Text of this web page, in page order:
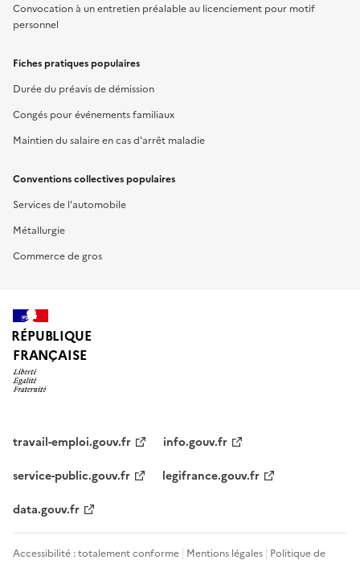
Convocation à un entretien préalable au licenciement pour motif
personnel
Fiches pratiques populaires
Durée du préavis de démission
Congés pour événements familiaux
Maintien du salaire en cas d'arrêt maladie
Conventions collectives populaires
Services de l'automobile
Métallurgie
Commerce de gros
RÉPUBLIQUE
FRANÇAISE
travail-emploi.gouv.fr
info.gouv.fr
service-public.gouv.fr
legifrance.gouv.fr
data.gouv.fr
Accessibilité : totalement conforme Mentions légales Politique de